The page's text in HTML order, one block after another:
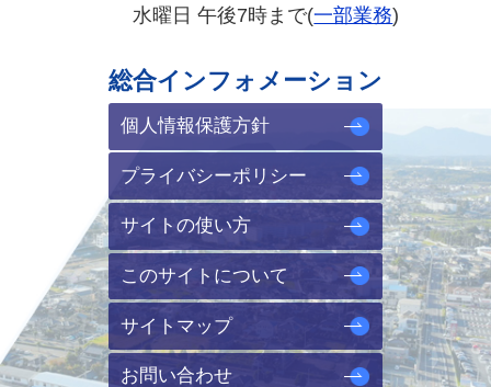
水曜日 午後7時まで(一部業務)
総合インフォメーション
個人情報保護方針
プライバシーポリシー
サイトの使い方
このサイトについて
サイトマップ
お問い合わせ